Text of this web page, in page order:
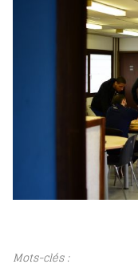
Mots-clés :